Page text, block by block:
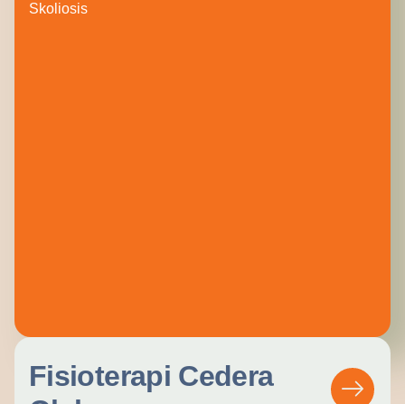
Skoliosis
Fisioterapi Cedera